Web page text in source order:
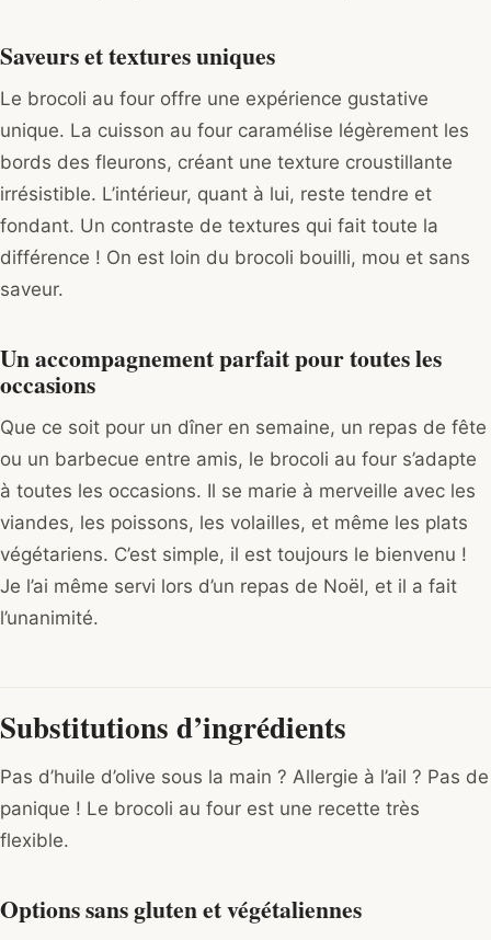
Saveurs et textures uniques
Le brocoli au four offre une expérience gustative
unique. La cuisson au four caramélise légèrement les
bords des fleurons, créant une texture croustillante
irrésistible. L’intérieur, quant à lui, reste tendre et
fondant. Un contraste de textures qui fait toute la
différence ! On est loin du brocoli bouilli, mou et sans
saveur.
Un accompagnement parfait pour toutes les
occasions
Que ce soit pour un dîner en semaine, un repas de fête
ou un barbecue entre amis, le brocoli au four s’adapte
à toutes les occasions. Il se marie à merveille avec les
viandes, les poissons, les volailles, et même les plats
végétariens. C’est simple, il est toujours le bienvenu !
Je l’ai même servi lors d’un repas de Noël, et il a fait
l’unanimité.
Substitutions d’ingrédients
Pas d’huile d’olive sous la main ? Allergie à l’ail ? Pas de
panique ! Le brocoli au four est une recette très
flexible.
Options sans gluten et végétaliennes